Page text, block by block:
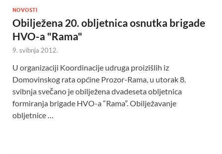
NOVOSTI
Obilježena 20. obljetnica osnutka brigade
HVO-a "Rama"
9. svibnja 2012.
U organizaciji Koordinacije udruga proizišlih iz
Domovinskog rata općine Prozor-Rama, u utorak 8.
svibnja svečano je obilježena dvadeseta obljetnica
formiranja brigade HVO-a “Rama”. Obilježavanje
obljetnice …